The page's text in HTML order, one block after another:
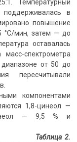
Температурный
в
повышение
°С/мин, затем — до
оставалась
спектрометра
от 50 до
пересчитывали
компонентами
1,8-цинеол —
— 9,5 % и
Таблица 2.